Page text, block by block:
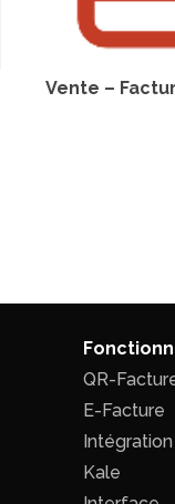
Vente –
QR-
E-Facture
Kale